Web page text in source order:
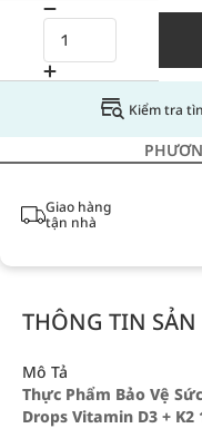
Kiểm tra
Giao hàng
tận nhà
THÔNG TIN SẢN
Mô Tả
Thực Phẩm Bảo Vệ
Drops Vitamin D3 + K2